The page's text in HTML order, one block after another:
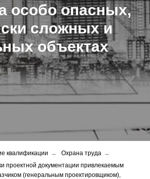
особо опасных,
сложных и
объектах
квалификации → Охрана труда →
проектной документации привлекаемым
(генеральным проектировщиком),